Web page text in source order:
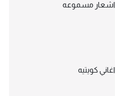
اشعار مسموعه
اغاني كويتيه